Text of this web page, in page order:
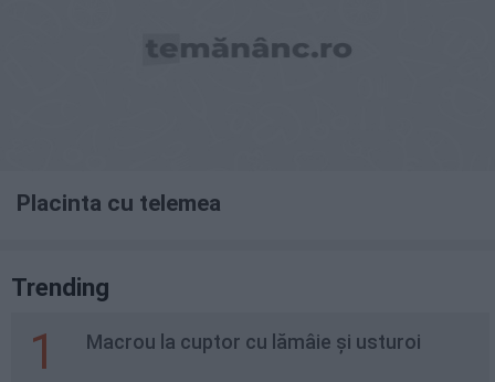
Placinta cu telemea
Trending
1 Macrou la cuptor cu lămâie și usturoi